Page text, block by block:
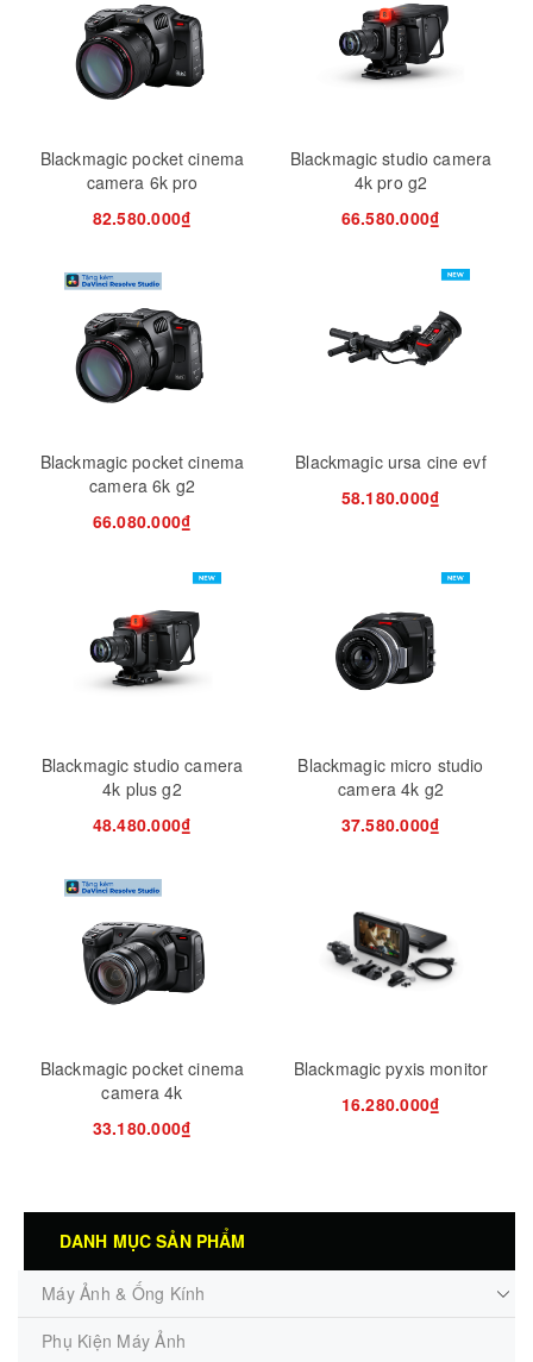
Blackmagic pocket cinema
camera 6k pro
82.580.000₫
Blackmagic studio camera
4k pro g2
66.580.000₫
Blackmagic pocket cinema
camera 6k g2
66.080.000₫
Blackmagic ursa cine evf
58.180.000₫
Blackmagic studio camera
4k plus g2
48.480.000₫
Blackmagic micro studio
camera 4k g2
37.580.000₫
Blackmagic pocket cinema
camera 4k
33.180.000₫
Blackmagic pyxis monitor
16.280.000₫
DANH MỤC SẢN PHẨM
Máy Ảnh & Ống Kính
Phụ Kiện Máy Ảnh